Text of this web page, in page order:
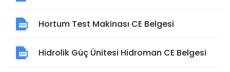
Hortum Test Makinası CE Belgesi
Hidrolik Güç Ünitesi Hidroman CE Belgesi